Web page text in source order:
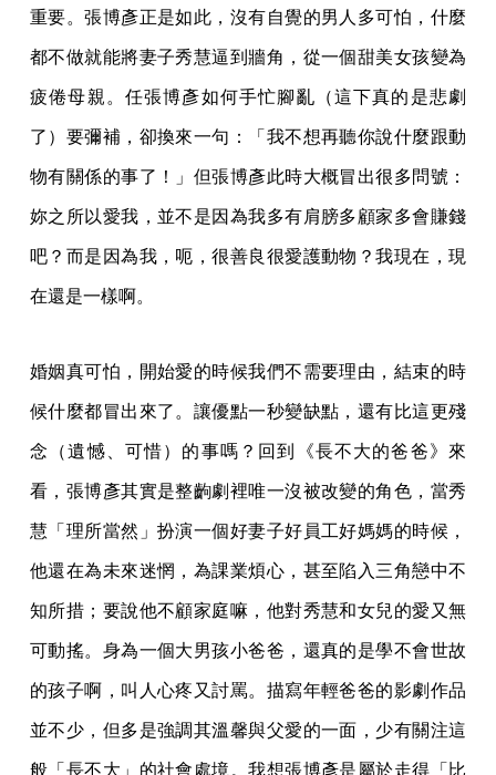
重要。張博彥正是如此，沒有自覺的男人多可怕，什麼
都不做就能將妻子秀慧逼到牆角，從一個甜美女孩變為
疲倦母親。任張博彥如何手忙腳亂（這下真的是悲劇
了）要彌補，卻換來一句：「我不想再聽你說什麼跟動
物有關係的事了！」但張博彥此時大概冒出很多問號：
妳之所以愛我，並不是因為我多有肩膀多顧家多會賺錢
吧？而是因為我，呃，很善良很愛護動物？我現在，現
在還是一樣啊。
婚姻真可怕，開始愛的時候我們不需要理由，結束的時
候什麼都冒出來了。讓優點一秒變缺點，還有比這更殘
念（遺憾、可惜）的事嗎？回到《長不大的爸爸》來
看，張博彥其實是整齣劇裡唯一沒被改變的角色，當秀
慧「理所當然」扮演一個好妻子好員工好媽媽的時候，
他還在為未來迷惘，為課業煩心，甚至陷入三角戀中不
知所措；要說他不顧家庭嘛，他對秀慧和女兒的愛又無
可動搖。身為一個大男孩小爸爸，還真的是學不會世故
的孩子啊，叫人心疼又討罵。描寫年輕爸爸的影劇作品
並不少，但多是強調其溫馨與父愛的一面，少有關注這
般「長不大」的社會處境。我想張博彥是屬於走得「比